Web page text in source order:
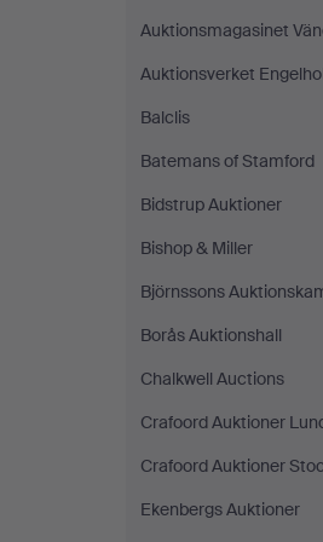
Auktionsmagasinet
Auktionsverket
Balclis
Batemans of Stamford
Bidstrup Auktioner
Bishop & Miller
Björnssons
Borås Auktionshall
Chalkwell Auctions
Crafoord Auktioner
Crafoord Auktioner
Ekenbergs Auktioner